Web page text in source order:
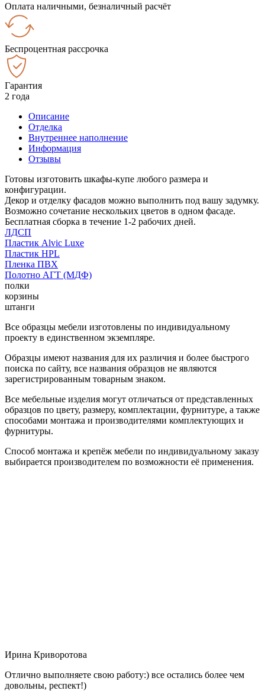
Оплата наличными, безналичный расчёт
Беспроцентная рассрочка
Гарантия
2 года
Описание
Отделка
Внутреннее наполнение
Информация
Отзывы
Готовы изготовить шкафы-купе любого размера и
конфигурации.
Декор и отделку фасадов можно выполнить под вашу задумку.
Возможно сочетание нескольких цветов в одном фасаде.
Бесплатная сборка в течение 1-2 рабочих дней.
ЛДСП
Пластик Alvic Luxe
Пластик HPL
Пленка ПВХ
Полотно АГТ (МДФ)
полки
корзины
штанги
Все образцы мебели изготовлены по индивидуальному
проекту в единственном экземпляре.
Образцы имеют названия для их различия и более быстрого
поиска по сайту, все названия образцов не являются
зарегистрированным товарным знаком.
Все мебельные изделия могут отличаться от представленных
образцов по цвету, размеру, комплектации, фурнитуре, а также
способами монтажа и производителями комплектующих и
фурнитуры.
Способ монтажа и крепёж мебели по индивидуальному заказу
выбирается производителем по возможности её применения.
Ирина Криворотова
Отлично выполняете свою работу:) все остались более чем
довольны, респект!)